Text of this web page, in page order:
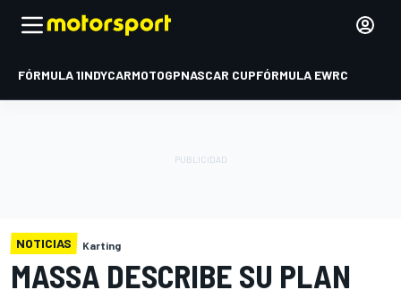
FÓRMULA 1INDYCARMOTOGPNASCAR CUPFÓRMULA EWRC
NOTICIAS Karting
MASSA DESCRIBE SU PLAN